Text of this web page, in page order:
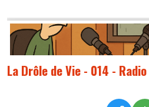
La Drôle de Vie - 014 -